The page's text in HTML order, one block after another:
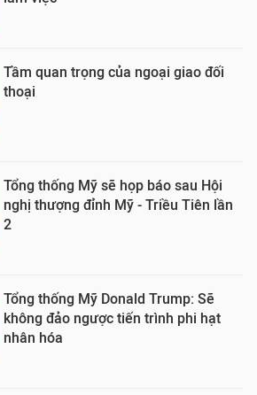
Tầm quan trọng của ngoại giao đối
thoại
Tổng thống Mỹ sẽ họp báo sau Hội
nghị thượng đỉnh Mỹ - Triều Tiên lần
2
Tổng thống Mỹ Donald Trump: Sẽ
không đảo ngược tiến trình phi hạt
nhân hóa